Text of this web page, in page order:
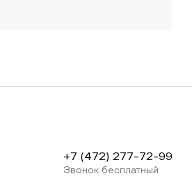
+7 (472) 277-72-99
Звонок бесплатный